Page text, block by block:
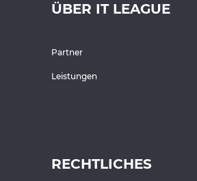
ÜBER IT LEAGUE
Partner
Leistungen
RECHTLICHES